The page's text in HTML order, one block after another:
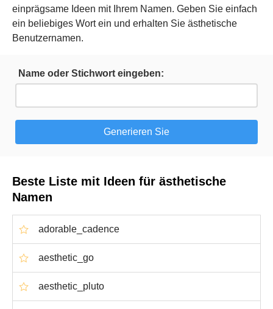
einprägsame Ideen mit Ihrem Namen. Geben Sie einfach
ein beliebiges Wort ein und erhalten Sie ästhetische
Benutzernamen.
Name oder Stichwort eingeben:
Beste Liste mit Ideen für ästhetische
Namen
adorable_cadence
aesthetic_go
aesthetic_pluto